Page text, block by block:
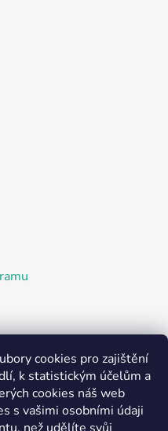
cookies pro zajištění
k statistickým účelům a
cookies náš web
s vašimi osobními údaji